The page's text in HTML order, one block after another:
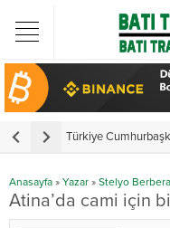
Anasayfa » Yazar » Stelyo
Atina’da cami için